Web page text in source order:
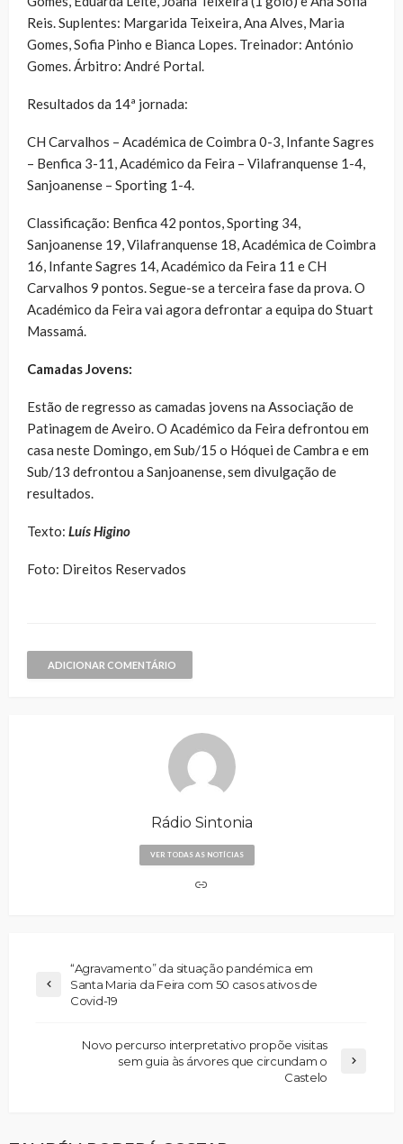
Reis. Suplentes: Margarida Teixeira, Ana Alves, Maria
Gomes, Sofia Pinho e Bianca Lopes. Treinador: António
Gomes. Árbitro: André Portal.
Resultados da 14ª jornada:
CH Carvalhos – Académica de Coimbra 0-3, Infante Sagres
– Benfica 3-11, Académico da Feira – Vilafranquense 1-4,
Sanjoanense – Sporting 1-4.
Classificação: Benfica 42 pontos, Sporting 34,
Sanjoanense 19, Vilafranquense 18, Académica de Coimbra
16, Infante Sagres 14, Académico da Feira 11 e CH
Carvalhos 9 pontos. Segue-se a terceira fase da prova. O
Académico da Feira vai agora defrontar a equipa do Stuart
Massamá.
Camadas Jovens:
Estão de regresso as camadas jovens na Associação de
Patinagem de Aveiro. O Académico da Feira defrontou em
casa neste Domingo, em Sub/15 o Hóquei de Cambra e em
Sub/13 defrontou a Sanjoanense, sem divulgação de
resultados.
Texto: Luís Higino
Foto: Direitos Reservados
ADICIONAR COMENTÁRIO
Rádio Sintonia
VER TODAS AS NOTÍCIAS
“Agravamento” da situação pandémica em
Santa Maria da Feira com 50 casos ativos de
Covid-19
Novo percurso interpretativo propõe visitas
sem guia às árvores que circundam o
Castelo